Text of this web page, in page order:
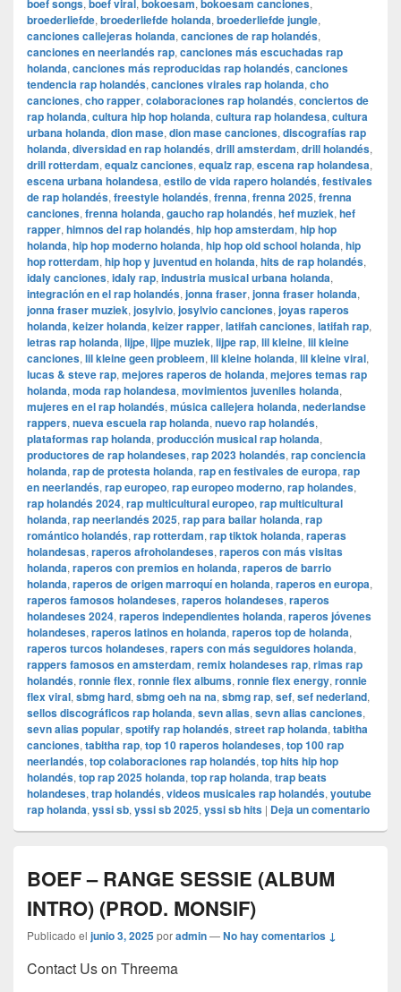
boef songs, boef viral, bokoesam, bokoesam canciones,
broederliefde, broederliefde holanda, broederliefde jungle,
canciones callejeras holanda, canciones de rap holandés,
canciones en neerlandés rap, canciones más escuchadas rap
holanda, canciones más reproducidas rap holandés, canciones
tendencia rap holandés, canciones virales rap holanda, cho
canciones, cho rapper, colaboraciones rap holandés, conciertos de
rap holanda, cultura hip hop holanda, cultura rap holandesa, cultura
urbana holanda, dion mase, dion mase canciones, discografías rap
holanda, diversidad en rap holandés, drill amsterdam, drill holandés,
drill rotterdam, equalz canciones, equalz rap, escena rap holandesa,
escena urbana holandesa, estilo de vida rapero holandés, festivales
de rap holandés, freestyle holandés, frenna, frenna 2025, frenna
canciones, frenna holanda, gaucho rap holandés, hef muziek, hef
rapper, himnos del rap holandés, hip hop amsterdam, hip hop
holanda, hip hop moderno holanda, hip hop old school holanda, hip
hop rotterdam, hip hop y juventud en holanda, hits de rap holandés,
idaly canciones, idaly rap, industria musical urbana holanda,
integración en el rap holandés, jonna fraser, jonna fraser holanda,
jonna fraser muziek, josylvio, josylvio canciones, joyas raperos
holanda, keizer holanda, keizer rapper, latifah canciones, latifah rap,
letras rap holanda, lijpe, lijpe muziek, lijpe rap, lil kleine, lil kleine
canciones, lil kleine geen probleem, lil kleine holanda, lil kleine viral,
lucas & steve rap, mejores raperos de holanda, mejores temas rap
holanda, moda rap holandesa, movimientos juveniles holanda,
mujeres en el rap holandés, música callejera holanda, nederlandse
rappers, nueva escuela rap holanda, nuevo rap holandés,
plataformas rap holanda, producción musical rap holanda,
productores de rap holandeses, rap 2023 holandés, rap conciencia
holanda, rap de protesta holanda, rap en festivales de europa, rap
en neerlandés, rap europeo, rap europeo moderno, rap holandes,
rap holandés 2024, rap multicultural europeo, rap multicultural
holanda, rap neerlandés 2025, rap para bailar holanda, rap
romántico holandés, rap rotterdam, rap tiktok holanda, raperas
holandesas, raperos afroholandeses, raperos con más visitas
holanda, raperos con premios en holanda, raperos de barrio
holanda, raperos de origen marroquí en holanda, raperos en europa,
raperos famosos holandeses, raperos holandeses, raperos
holandeses 2024, raperos independientes holanda, raperos jóvenes
holandeses, raperos latinos en holanda, raperos top de holanda,
raperos turcos holandeses, rapers con más seguidores holanda,
rappers famosos en amsterdam, remix holandeses rap, rimas rap
holandés, ronnie flex, ronnie flex albums, ronnie flex energy, ronnie
flex viral, sbmg hard, sbmg oeh na na, sbmg rap, sef, sef nederland,
sellos discográficos rap holanda, sevn alias, sevn alias canciones,
sevn alias popular, spotify rap holandés, street rap holanda, tabitha
canciones, tabitha rap, top 10 raperos holandeses, top 100 rap
neerlandés, top colaboraciones rap holandés, top hits hip hop
holandés, top rap 2025 holanda, top rap holanda, trap beats
holandeses, trap holandés, videos musicales rap holandés, youtube
rap holanda, yssi sb, yssi sb 2025, yssi sb hits | Deja un comentario
BOEF – RANGE SESSIE (ALBUM
INTRO) (PROD. MONSIF)
Publicado el junio 3, 2025poradmin—No hay comentarios ↓
Contact Us on Threema